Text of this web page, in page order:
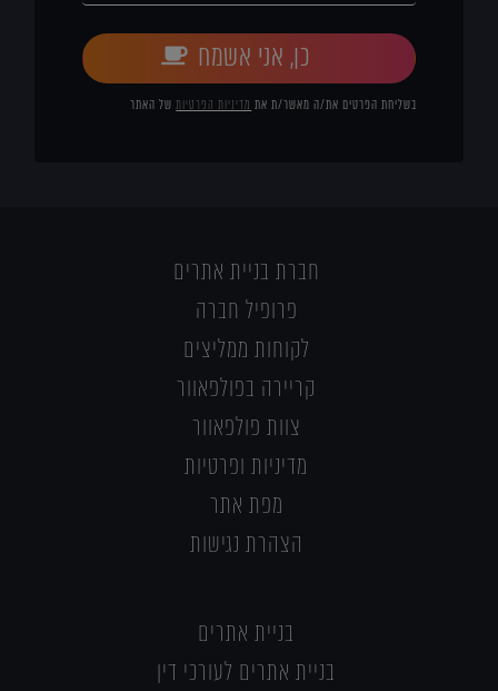
כן, אני אשמח
בשליחת הפרטים את/ה מאשר/ת את מדיניות הפרטיותשל האתר
חברת בניית אתרים
פרופיל חברה
לקוחות ממליצים
קריירה בפולפאוור
צוות פולפאוור
מדיניות ופרטיות
מפת אתר
הצהרת נגישות
בניית אתרים
בניית אתרים לעורכי דין